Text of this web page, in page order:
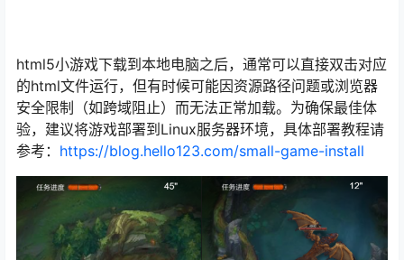
html5小游戏下载到本地电脑之后，通常可以直接双击对应
的html文件运行，但有时候可能因资源路径问题或浏览器
安全限制（如跨域阻止）而无法正常加载。为确保最佳体
验，建议将游戏部署到Linux服务器环境，具体部署教程请
参考： https://blog.hello123.com/small-game-install